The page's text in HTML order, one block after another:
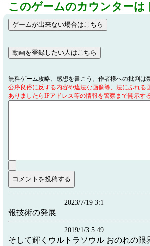
このゲームのカウンターは
無料ゲーム攻略、感想を書こう。作者様への批判は
公序良俗に反する内容や違法な画像等、法にふれ
ありましたらIPアドレス等の情報を警察まで開示す
2023/7/19 3:1
報技術の発展
2019/1/3 5:49
そして輝くウルトラソウル おのれの